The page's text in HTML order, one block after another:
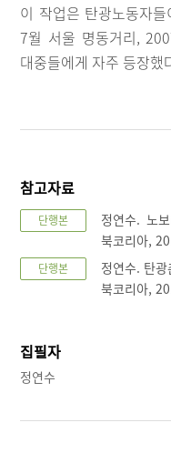
이 작업은 탄광노동자
7월 서울 명동거리,
대중들에게 자주 등장했
참고자료
단행본
정연수. 노
북코리아,
단행본
정연수. 탄
북코리아,
집필자
정연수